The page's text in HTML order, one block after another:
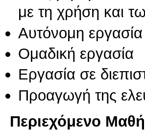
με τη χρήση και
Αυτόνομη εργασία
Ομαδική εργασία
Εργασία σε
Προαγωγή της
Περιεχόμενο